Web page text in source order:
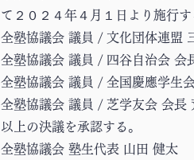
て２０２４年４月１日より施行す
全塾協議会 議員 / 文化団体
全塾協議会 議員 / 四谷自治会 会
全塾協議会 議員 / 全国慶應学生
全塾協議会 議員 / 芝学友会 会長
以上の決議を承認する。
全塾協議会 塾生代表 山田 健太